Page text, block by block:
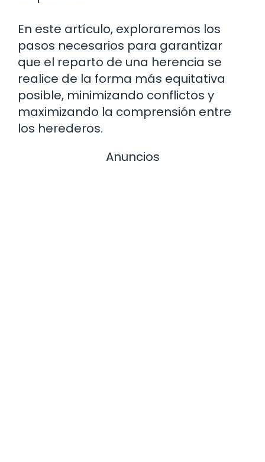
En este artículo, exploraremos los
pasos necesarios para garantizar
que el reparto de una herencia se
realice de la forma más equitativa
posible, minimizando conflictos y
maximizando la comprensión entre
los herederos.
Anuncios